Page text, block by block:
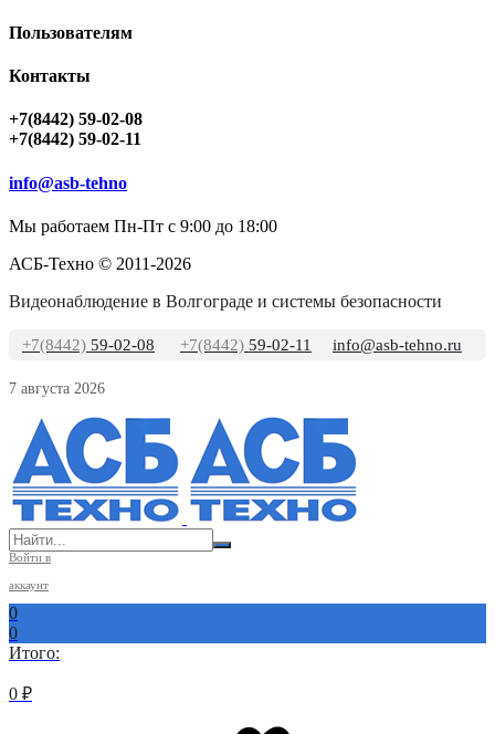
Пользователям
Контакты
+7(8442) 59-02-08
+7(8442) 59-02-11
info@asb-tehno
Мы работаем Пн-Пт с 9:00 до 18:00
АСБ-Техно © 2011-2026
Видеонаблюдение в Волгограде и системы безопасности
+7(8442) 59-02-08 +7(8442) 59-02-11 info@asb-tehno.ru
7 августа 2026
Войти в
аккаунт
0
0
Итого:
0 ₽